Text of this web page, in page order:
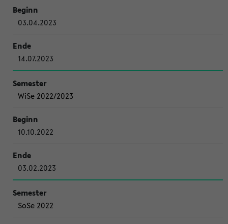
03.04.2023
14.07.2023
WiSe 2022/2023
10.10.2022
03.02.2023
SoSe 2022